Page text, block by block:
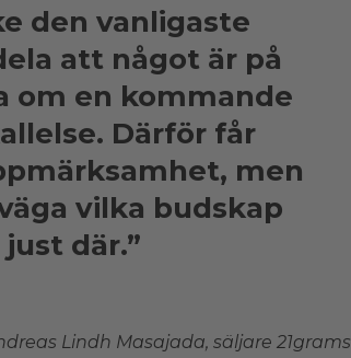
den vanligaste
att något är på
om en kommande
Därför får
men
vilka budskap
där.”
Lindh Masajada, säljare 21grams